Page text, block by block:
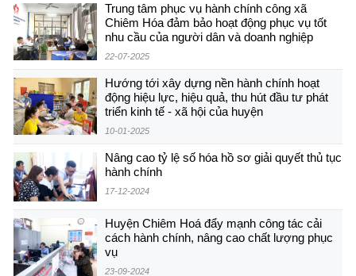
Trung tâm phục vụ hành chính công xã
Chiêm Hóa đảm bảo hoạt động phục vụ tốt
nhu cầu của người dân và doanh nghiệp
22-07-2025
Hướng tới xây dựng nền hành chính hoạt
động hiệu lực, hiệu quả, thu hút đầu tư phát
triển kinh tế - xã hội của huyện
10-01-2025
Nâng cao tỷ lệ số hóa hồ sơ giải quyết thủ tục
hành chính
17-12-2024
Huyện Chiêm Hoá đẩy mạnh công tác cải
cách hành chính, nâng cao chất lượng phục
vụ
23-09-2024